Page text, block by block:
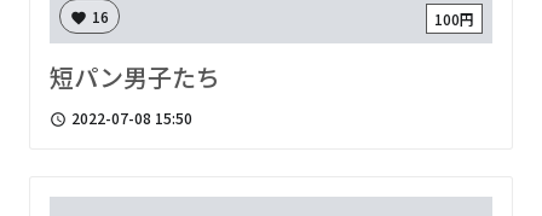
favorite 16 100円
短パン男子たち
access_time 2022-07-08 15:50